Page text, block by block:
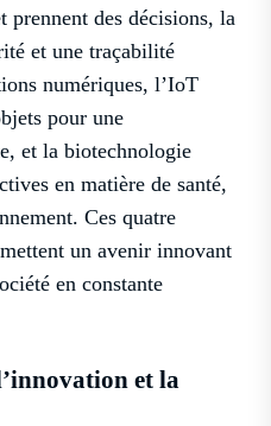
prennent des décisions, la
et une traçabilité
numériques, l’IoT
pour une
et la biotechnologie
en matière de santé,
Ces quatre
un avenir innovant
en constante
et la